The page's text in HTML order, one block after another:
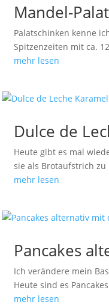
Mandel-
Palatschinken kenne
Spitzenzeiten mit ca.
mehr lesen
Dulce de
Heute gibt es mal
sie als Brotaufstrich
mehr lesen
Pancakes
Ich verändere mein
Heute sind es
mehr lesen